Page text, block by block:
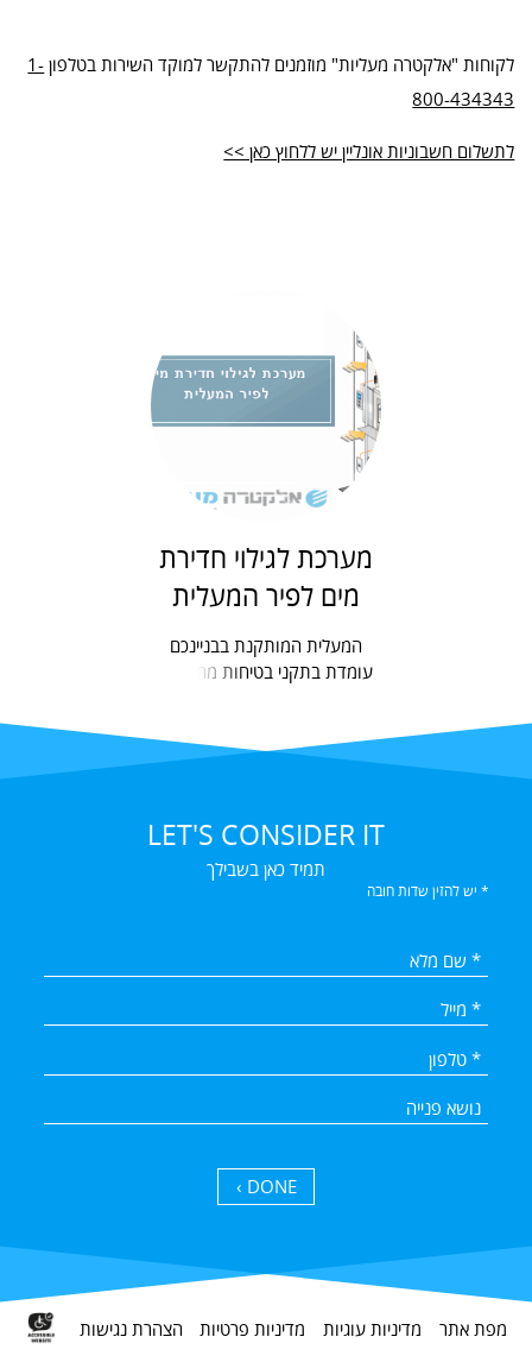
לקוחות "אלקטרה מעליות" מוזמנים להתקשר למוקד השירות בטלפון 1-
800-434343
לתשלום חשבוניות אונליין יש ללחוץ כאן >>
מערכת לגילוי חדירת
מים לפיר המעלית
המעלית המותקנת בבניינכם
עומדת בתקני בטיחות מחמירים
LET'S CONSIDER IT
תמיד כאן בשבילך
* יש להזין שדות חובה
DONE ›
הצהרת נגישות מדיניות פרטיות מדיניות עוגיות מפת אתר